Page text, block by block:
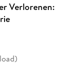
Verlorenen: